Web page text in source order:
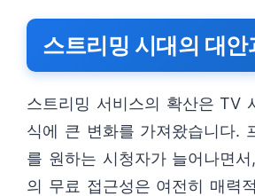
스트리밍 시대의 대안
스트리밍 서비스의 확산은 TV
식에 큰 변화를 가져왔습니다.
를 원하는 시청자가 늘어나면
의 무료 접근성은 여전히 매력